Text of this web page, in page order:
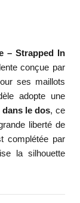
– Strapped In
conçue par
ses maillots
adopte une
le dos, ce
liberté de
complétée par
la silhouette